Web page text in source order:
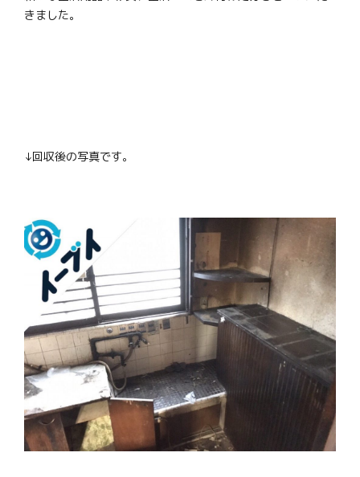
きました。
↓回収後の写真です。